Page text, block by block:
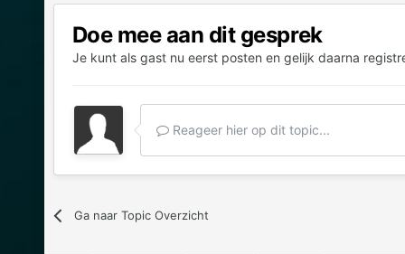
Doe mee aan dit gesprek
Je kunt als gast nu eerst posten en gelijk daarna
Reageer hier op dit topic...
Ga naar Topic Overzicht